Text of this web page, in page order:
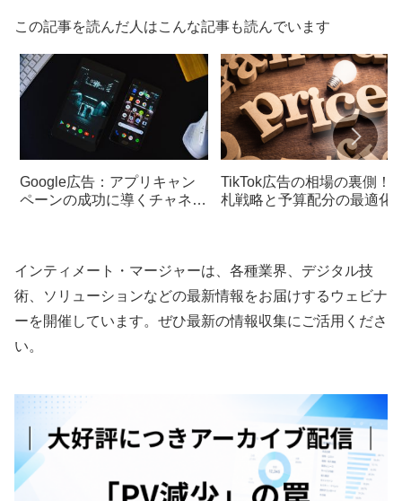
この記事を読んだ人はこんな記事も読んでいます
Google広告：アプリキャン
ペーンの成功に導くチャネル
TikTok広告の相場の裏側！
札戦略と予算配分の最適化
インティメート・マージャーは、各種業界、デジタル技
術、ソリューションなどの最新情報をお届けするウェビナ
ーを開催しています。ぜひ最新の情報収集にご活用くださ
い。